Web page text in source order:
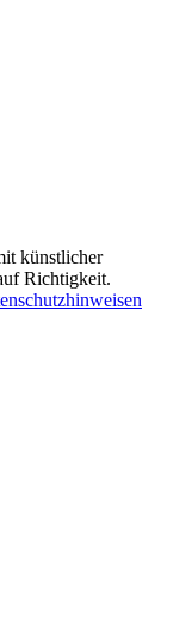
künstlicher
Richtigkeit.